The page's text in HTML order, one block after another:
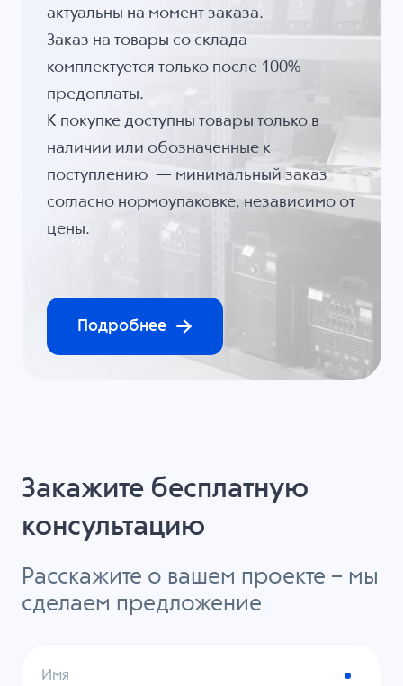
актуальны на момент заказа.
Заказ на товары со склада
комплектуется только после 100%
предоплаты.
К покупке доступны товары только в
наличии или обозначенные к
поступлению — минимальный заказ
согласно нормоупаковке, независимо от
цены.
Подробнее
Закажите бесплатную
консультацию
Расскажите о вашем проекте – мы
сделаем предложение
Имя